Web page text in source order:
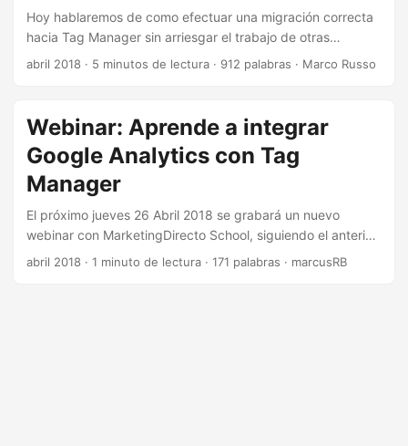
Hoy hablaremos de como efectuar una migración correcta
hacia Tag Manager sin arriesgar el trabajo de otras
agencias o consultoras
abril 2018 · 5 minutos de lectura · 912 palabras · Marco Russo
Webinar: Aprende a integrar
Google Analytics con Tag
Manager
El próximo jueves 26 Abril 2018 se grabará un nuevo
webinar con MarketingDirecto School, siguiendo el anterior
con el plan de medición
abril 2018 · 1 minuto de lectura · 171 palabras · marcusRB